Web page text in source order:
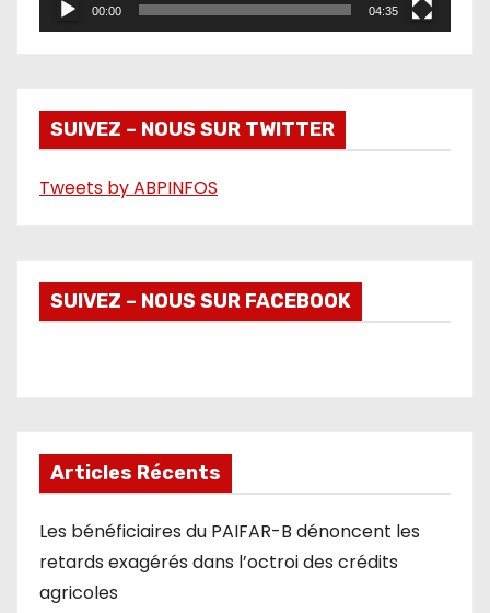
v
o
00:00 04:35
SUIVEZ – NOUS SUR TWITTER
Tweets by ABPINFOS
SUIVEZ – NOUS SUR FACEBOOK
Articles Récents
Les bénéficiaires du PAIFAR-B dénoncent les
retards exagérés dans l’octroi des crédits
agricoles